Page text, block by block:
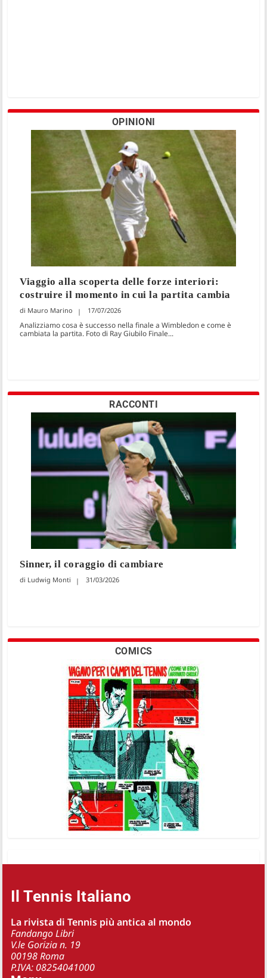
OPINIONI
Viaggio alla scoperta delle forze interiori:
costruire il momento in cui la partita cambia
Mauro Marino 17/07/2026
Analizziamo cosa è successo nella finale a Wimbledon e come è
cambiata la partita. Foto di Ray Giubilo Finale...
RACCONTI
Sinner, il coraggio di cambiare
Ludwig Monti 31/03/2026
COMICS
Il Tennis Italiano
La rivista di Tennis più antica al mondo
Fandango Libri
V.le Gorizia n. 19
00198 Roma
P.IVA: 08254041000